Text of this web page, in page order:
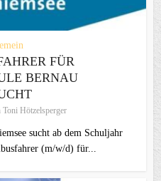
FÜR
BERNAU
Toni Hötzelsperger
sucht ab dem Schuljahr
(m/w/d) für...